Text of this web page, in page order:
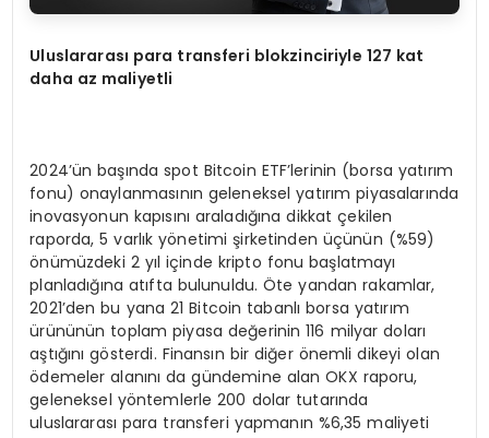
Uluslararası para transferi blokzinciriyle 127 kat
daha az maliyetli
2024’ün başında spot Bitcoin ETF’lerinin (borsa yatırım
fonu) onaylanmasının geleneksel yatırım piyasalarında
inovasyonun kapısını araladığına dikkat çekilen
raporda, 5 varlık yönetimi şirketinden üçünün (%59)
önümüzdeki 2 yıl içinde kripto fonu başlatmayı
planladığına atıfta bulunuldu. Öte yandan rakamlar,
2021’den bu yana 21 Bitcoin tabanlı borsa yatırım
ürününün toplam piyasa değerinin 116 milyar doları
aştığını gösterdi. Finansın bir diğer önemli dikeyi olan
ödemeler alanını da gündemine alan OKX raporu,
geleneksel yöntemlerle 200 dolar tutarında
uluslararası para transferi yapmanın %6,35 maliyeti